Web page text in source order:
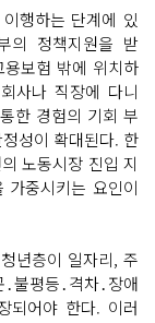
행하는 단계에 있
의 정책지원을 받
보험 밖에 위치하
사나 직장에 다니
한 경험의 기회 부
성이 확대된다. 한
노동시장 진입 지
가중시키는 요인이
년층이 일자리, 주
평등․격차․장애
되어야 한다. 이러